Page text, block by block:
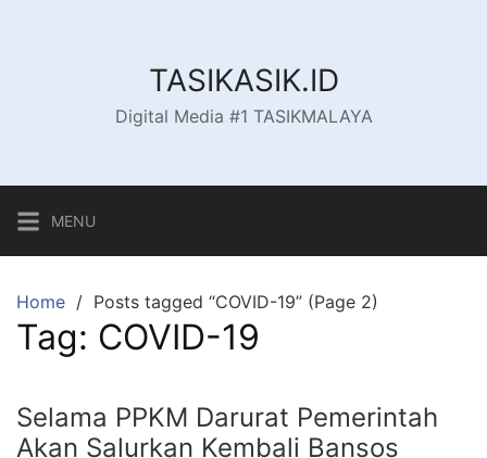
TASIKASIK.ID
Digital Media #1 TASIKMALAYA
MENU
Home Posts tagged “COVID-19” (Page 2)
Tag: COVID-19
Selama PPKM Darurat Pemerintah
Akan Salurkan Kembali Bansos